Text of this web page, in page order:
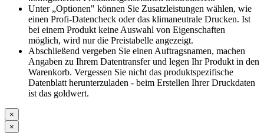
Unter „Optionen" können Sie Zusatzleistungen wählen, wie
einen Profi-Datencheck oder das klimaneutrale Drucken. Ist
bei einem Produkt keine Auswahl von Eigenschaften
möglich, wird nur die Preistabelle angezeigt.
Abschließend vergeben Sie einen Auftragsnamen, machen
Angaben zu Ihrem Datentransfer und legen Ihr Produkt in den
Warenkorb. Vergessen Sie nicht das produktspezifische
Datenblatt herunterzuladen - beim Erstellen Ihrer Druckdaten
ist das goldwert.
×
×